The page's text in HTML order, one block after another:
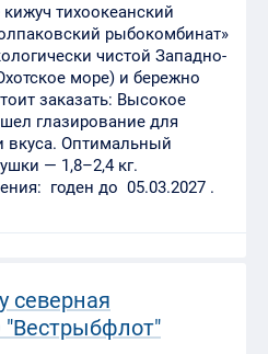
тихоокеанский
рыбокомбинат»
чистой Западно-
море) и бережно
заказать: Высокое
глазирование для
вкуса. Оптимальный
— 1,8–2,4 кг.
годен до 05.03.2027 .
северная